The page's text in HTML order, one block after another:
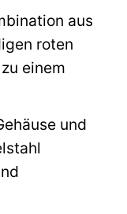
aus
roten
einem
und